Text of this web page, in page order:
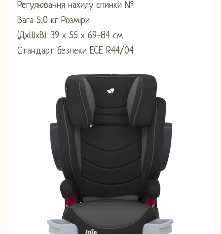
Регулювання нахилу спинки №
Вага 5,0 кг Розміри
(ДхШхВ): 39 х 55 х 69-84 см
Стандарт безпеки ECE R44/04